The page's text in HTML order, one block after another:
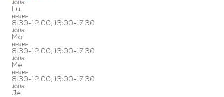
JOUR
Lu.
HEURE
8:30-12:00, 13:00-17:30
JOUR
Ma.
HEURE
8:30-12:00, 13:00-17:30
JOUR
Me.
HEURE
8:30-12:00, 13:00-17:30
JOUR
Je.